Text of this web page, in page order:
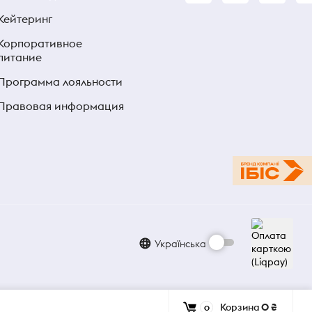
лояльности
информация
Українська
0 Корзина0 ₴